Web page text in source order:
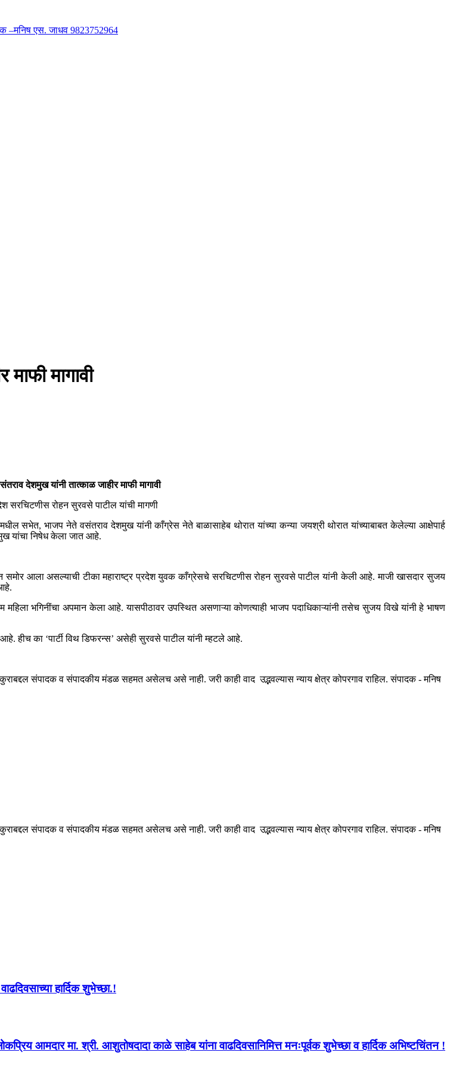
–मनिष एस. जाधव 9823752964
मागावी
देशमुख यांनी तात्काळ जाहीर माफी मागावी
सरचिटणीस रोहन सुरवसे पाटील यांची मागणी
सभेत, भाजप नेते वसंतराव देशमुख यांनी काँग्रेस नेते बाळासाहेब थोरात यांच्या कन्या जयश्री थोरात यांच्याबाबत केलेल्या आक्षेपार्ह
यांचा निषेध केला जात आहे.
समोर आला असल्याची टीका महाराष्ट्र प्रदेश युवक काँग्रेसचे सरचिटणीस रोहन सुरवसे पाटील यांनी केली आहे. माजी खासदार सुजय
महिला भगिनींचा अपमान केला आहे. यासपीठावर उपस्थित असणाऱ्या कोणत्याही भाजप पदाधिकाऱ्यांनी तसेच सुजय विखे यांनी हे भाषण
हीच का ‘पार्टी विथ डिफरन्स’ असेही सुरवसे पाटील यांनी म्हटले आहे.
संपादक व संपादकीय मंडळ सहमत असेलच असे नाही. जरी काही वाद उद्भवल्यास न्याय क्षेत्र कोपरगाव राहिल. संपादक - मनिष
संपादक व संपादकीय मंडळ सहमत असेलच असे नाही. जरी काही वाद उद्भवल्यास न्याय क्षेत्र कोपरगाव राहिल. संपादक - मनिष
हार्दिक शुभेच्छा.!
आमदार मा. श्री. आशुतोषदादा काळे साहेब यांना वाढदिवसानिमित्त मनःपूर्वक शुभेच्छा व हार्दिक अभिष्टचिंतन !